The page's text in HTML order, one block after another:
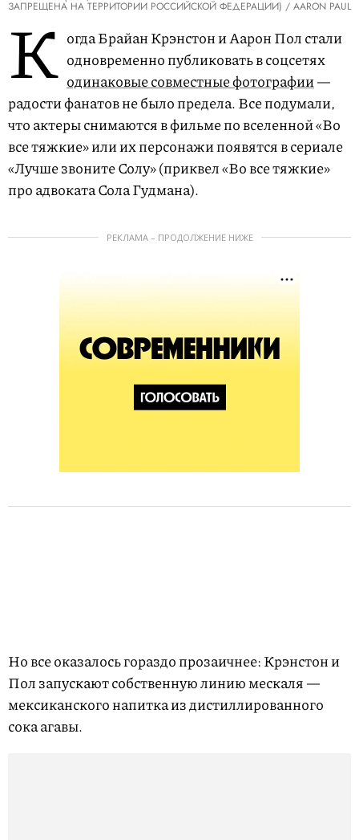
ЗАПРЕЩЕНА НА ТЕРРИТОРИИ РОССИЙСКОЙ ФЕДЕРАЦИИ) / AARON PAUL
К огда Брайан Крэнстон и Аарон Пол стали
одновременно публиковать в соцсетях
одинаковые совместные фотографии—
радости фанатов не было предела. Все подумали,
что актеры снимаются в фильме по вселенной «Во
все тяжкие» или их персонажи появятся в сериале
«Лучше звоните Солу» (приквел «Во все тяжкие»
про адвоката Сола Гудмана).
РЕКЛАМА – ПРОДОЛЖЕНИЕ НИЖЕ
Но все оказалось гораздо прозаичнее: Крэнстон и
Пол запускают собственную линию мескаля —
мексиканского напитка из дистиллированного
сока агавы.